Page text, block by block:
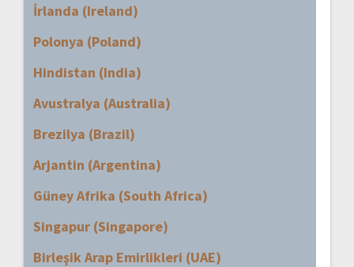
İrlanda (Ireland)
Polonya (Poland)
Hindistan (India)
Avustralya (Australia)
Brezilya (Brazil)
Arjantin (Argentina)
Güney Afrika (South Africa)
Singapur (Singapore)
Birleşik Arap Emirlikleri (UAE)